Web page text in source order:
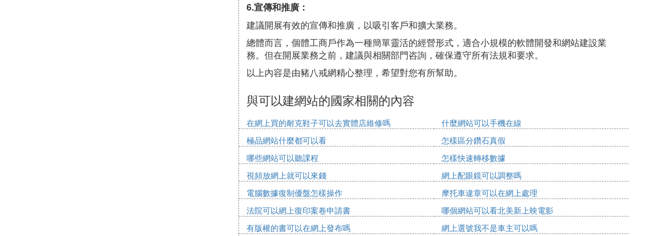
6.宣傳和推廣：
建議開展有效的宣傳和推廣，以吸引客戶和擴大業務。
總體而言，個體工商戶作為一種簡單靈活的經營形式，適合小規模的軟體開發和網站建設業
務。但在開展業務之前，建議與相關部門咨詢，確保遵守所有法規和要求。
以上內容是由豬八戒網精心整理，希望對您有所幫助。
與可以建網站的國家相關的內容
在網上買的耐克鞋子可以去實體店維修嗎
什麼網站可以手機在線
極品網站什麼都可以看
怎樣區分鑽石真假
哪些網站可以聽課程
怎樣快速轉移數據
視頻放網上就可以來錢
網上配眼鏡可以調整嗎
電腦數據復制優盤怎樣操作
摩托車違章可以在網上處理
法院可以網上復印案卷申請書
哪個網站可以看北美新上映電影
有版權的書可以在網上發布嗎
網上選號我不是車主可以嗎